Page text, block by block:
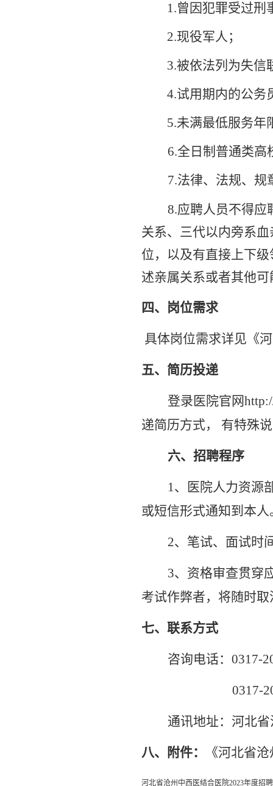
1.曾因犯罪受过刑
2.现役军人；
3.被依法列为失信
4.试用期内的公务
5.未满最低服务年
6.全日制普通类高
7.法律、法规、规
8.应聘人员不得应
关系、三代以内旁系
位，以及有直接上下
述亲属关系或者其他可
四、岗位需求
具体岗位需求详见《
五、简历投递
登录医院官网
递简历方式， 有特殊
六、招聘程序
1、医院人力资源
或短信形式通知到本人
2、笔试、面试时
3、资格审查贯穿
考试作弊者，将随时
七、联系方式
咨询电话： 0317-
通讯地址：河北
八、附件： 《河北省
河北省沧州中西医结合医院2023年度招